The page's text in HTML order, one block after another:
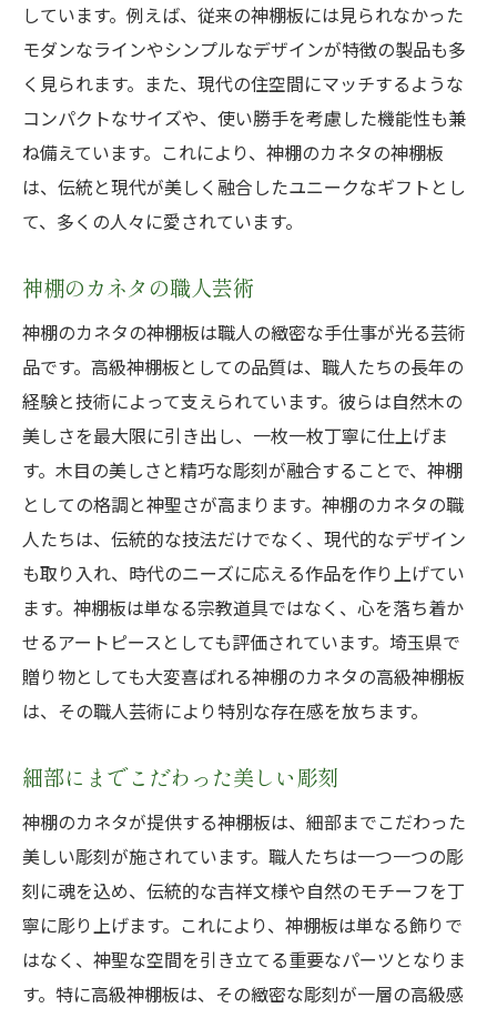
しています。例えば、従来の神棚板には見られなかった
モダンなラインやシンプルなデザインが特徴の製品も多
く見られます。また、現代の住空間にマッチするような
コンパクトなサイズや、使い勝手を考慮した機能性も兼
ね備えています。これにより、神棚のカネタの神棚板
は、伝統と現代が美しく融合したユニークなギフトとし
て、多くの人々に愛されています。
神棚のカネタの職人芸術
神棚のカネタの神棚板は職人の緻密な手仕事が光る芸術
品です。高級神棚板としての品質は、職人たちの長年の
経験と技術によって支えられています。彼らは自然木の
美しさを最大限に引き出し、一枚一枚丁寧に仕上げま
す。木目の美しさと精巧な彫刻が融合することで、神棚
としての格調と神聖さが高まります。神棚のカネタの職
人たちは、伝統的な技法だけでなく、現代的なデザイン
も取り入れ、時代のニーズに応える作品を作り上げてい
ます。神棚板は単なる宗教道具ではなく、心を落ち着か
せるアートピースとしても評価されています。埼玉県で
贈り物としても大変喜ばれる神棚のカネタの高級神棚板
は、その職人芸術により特別な存在感を放ちます。
細部にまでこだわった美しい彫刻
神棚のカネタが提供する神棚板は、細部までこだわった
美しい彫刻が施されています。職人たちは一つ一つの彫
刻に魂を込め、伝統的な吉祥文様や自然のモチーフを丁
寧に彫り上げます。これにより、神棚板は単なる飾りで
はなく、神聖な空間を引き立てる重要なパーツとなりま
す。特に高級神棚板は、その緻密な彫刻が一層の高級感